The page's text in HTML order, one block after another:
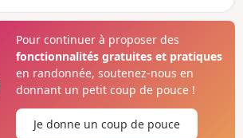
Situé à 700 m
but de randonnée.
que je
d'une part, par
part, parce que
encore sur les
Ainsi une partie de
Pour continuer à proposer des
fonctionnalités gratuites et pratiques
en randonnée, soutenez-nous en
donnant un petit coup de pouce !
Je donne un coup de pouce